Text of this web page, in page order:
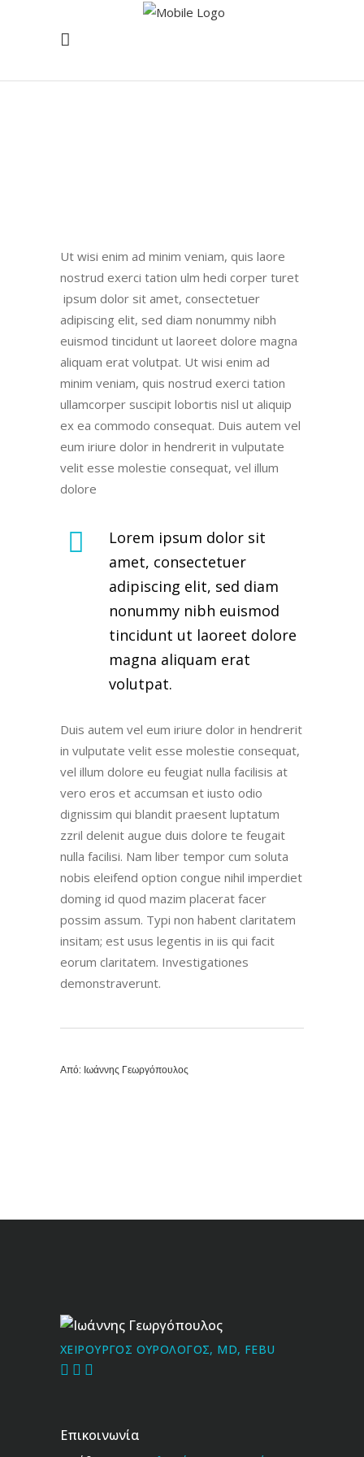
Ut wisi enim ad minim veniam, quis laore
nostrud exerci tation ulm hedi corper turet
ipsum dolor sit amet, consectetuer
adipiscing elit, sed diam nonummy nibh
euismod tincidunt ut laoreet dolore magna
aliquam erat volutpat. Ut wisi enim ad
minim veniam, quis nostrud exerci tation
ullamcorper suscipit lobortis nisl ut aliquip
ex ea commodo consequat. Duis autem vel
eum iriure dolor in hendrerit in vulputate
velit esse molestie consequat, vel illum
dolore
Lorem ipsum dolor sit
amet, consectetuer
adipiscing elit, sed diam
nonummy nibh euismod
tincidunt ut laoreet dolore
magna aliquam erat
volutpat.
Duis autem vel eum iriure dolor in hendrerit
in vulputate velit esse molestie consequat,
vel illum dolore eu feugiat nulla facilisis at
vero eros et accumsan et iusto odio
dignissim qui blandit praesent luptatum
zzril delenit augue duis dolore te feugait
nulla facilisi. Nam liber tempor cum soluta
nobis eleifend option congue nihil imperdiet
doming id quod mazim placerat facer
possim assum. Typi non habent claritatem
insitam; est usus legentis in iis qui facit
eorum claritatem. Investigationes
demonstraverunt.
Από: Ιωάννης Γεωργόπουλος
Ιωάννης Γεωργόπουλος
ΧΕΙΡΟΥΡΓΟΣ ΟΥΡΟΛΟΓΟΣ, MD, FEBU
Επικοινωνία